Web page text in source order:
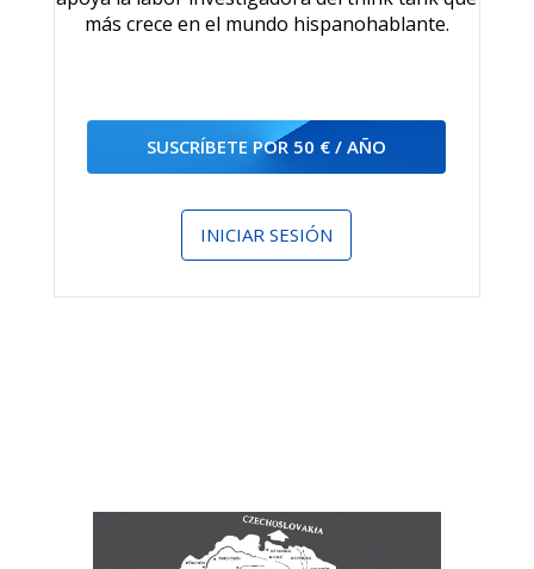
más crece en el mundo hispanohablante.
SUSCRÍBETE POR 50 € / AÑO
INICIAR SESIÓN